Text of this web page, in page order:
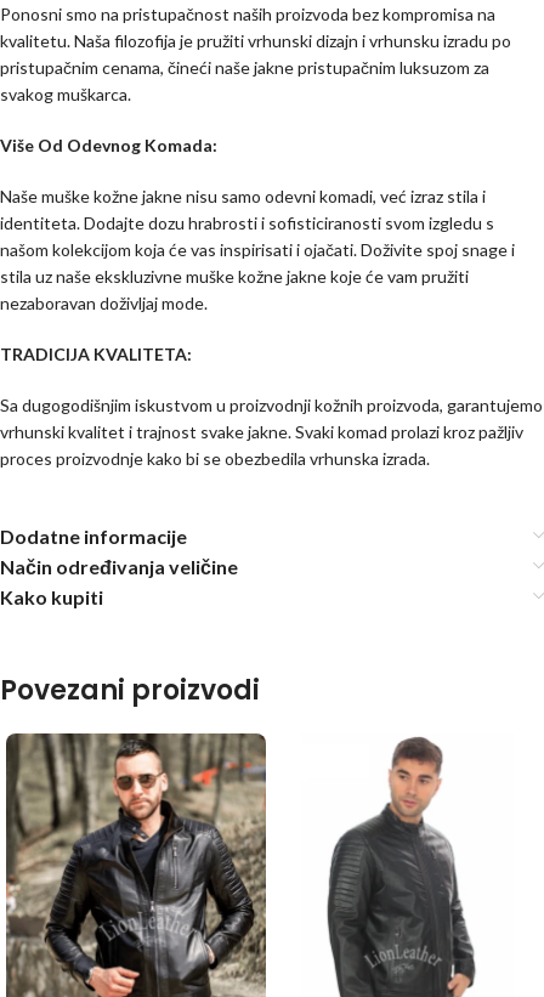
Ponosni smo na pristupačnost naših proizvoda bez kompromisa na
kvalitetu. Naša filozofija je pružiti vrhunski dizajn i vrhunsku izradu po
pristupačnim cenama, čineći naše jakne pristupačnim luksuzom za
svakog muškarca.
Više Od Odevnog Komada:
Naše muške kožne jakne nisu samo odevni komadi, već izraz stila i
identiteta. Dodajte dozu hrabrosti i sofisticiranosti svom izgledu s
našom kolekcijom koja će vas inspirisati i ojačati. Doživite spoj snage i
stila uz naše ekskluzivne muške kožne jakne koje će vam pružiti
nezaboravan doživljaj mode.
TRADICIJA KVALITETA:
Sa dugogodišnjim iskustvom u proizvodnji kožnih proizvoda, garantujemo
vrhunski kvalitet i trajnost svake jakne. Svaki komad prolazi kroz pažljiv
proces proizvodnje kako bi se obezbedila vrhunska izrada.
Dodatne informacije
Način određivanja veličine
Kako kupiti
Povezani proizvodi